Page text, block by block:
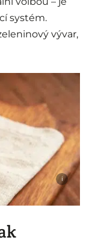
systém.
vývar,
i